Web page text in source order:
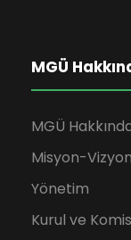
MGÜ
MGÜ
Misyon-
Yönetim
Kurul ve